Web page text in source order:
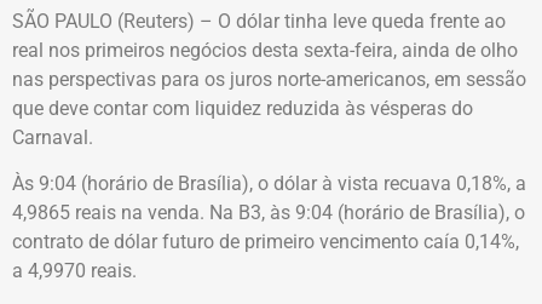
SÃO PAULO (Reuters) – O dólar tinha leve queda frente ao
real nos primeiros negócios desta sexta-feira, ainda de olho
nas perspectivas para os juros norte-americanos, em sessão
que deve contar com liquidez reduzida às vésperas do
Carnaval.
Às 9:04 (horário de Brasília), o dólar à vista recuava 0,18%, a
4,9865 reais na venda. Na B3, às 9:04 (horário de Brasília), o
contrato de dólar futuro de primeiro vencimento caía 0,14%,
a 4,9970 reais.